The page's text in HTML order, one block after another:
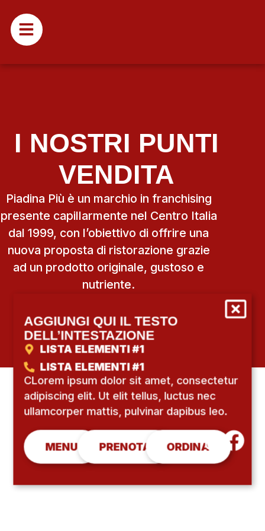
I NOSTRI PUNTI
VENDITA
Piadina Più è un marchio in franchising
presente capillarmente nel Centro Italia
dal 1999, con l’obiettivo di offrire una
nuova proposta di ristorazione grazie
ad un prodotto originale, gustoso e
nutriente.
AGGIUNGI QUI IL TESTO
DELL’INTESTAZIONE
LISTA ELEMENTI #1
LISTA ELEMENTI #1
CLorem ipsum dolor sit amet, consectetur
adipiscing elit. Ut elit tellus, luctus nec
ullamcorper mattis, pulvinar dapibus leo.
MENU PRENOTA ORDINA